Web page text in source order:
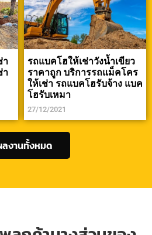
า
า
รถแบคโฮให้เช่าวังน้ำเขียว
ราคาถูก บริการรถแม็คโคร
ให้เช่า รถแบคโฮรับจ้าง แบค
โฮรับเหมา
27/12/2021
งานทั้งหมด